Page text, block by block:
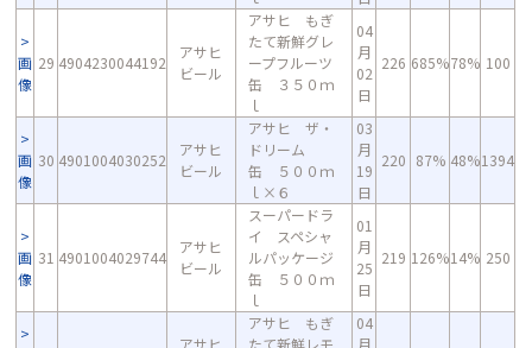
画
像
29 4904230044192
アサヒ
ビール
アサヒ もぎ
たて新鮮グレ
ープフルーツ
缶 ３５０ｍ
ｌ
04
月
02
日
226 685%78% 100
画
像
30 4901004030252
アサヒ
ビール
アサヒ ザ・
ドリーム
缶 ５００ｍ
ｌ×６
03
月
19
日
220 87% 48%1394
画
像
31 4901004029744
アサヒ
ビール
スーパードラ
イ スペシャ
ルパッケージ
缶 ５００ｍ
ｌ
01
月
25
日
219 126%14% 250
アサヒ
アサヒ もぎ
たて新鮮レモ
04
月